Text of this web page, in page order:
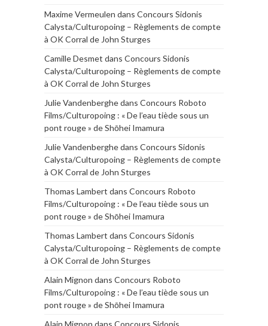
Maxime Vermeulen dans Concours Sidonis
Calysta/Culturopoing – Règlements de compte
à OK Corral de John Sturges
Camille Desmet dans Concours Sidonis
Calysta/Culturopoing – Règlements de compte
à OK Corral de John Sturges
Julie Vandenberghedans Concours Roboto
Films/Culturopoing : « De l’eau tiède sous un
pont rouge » de Shōhei Imamura
Julie Vandenberghedans Concours Sidonis
Calysta/Culturopoing – Règlements de compte
à OK Corral de John Sturges
Thomas Lambert dans Concours Roboto
Films/Culturopoing : « De l’eau tiède sous un
pont rouge » de Shōhei Imamura
Thomas Lambert dans Concours Sidonis
Calysta/Culturopoing – Règlements de compte
à OK Corral de John Sturges
Alain Mignon dans Concours Roboto
Films/Culturopoing : « De l’eau tiède sous un
pont rouge » de Shōhei Imamura
Alain Mignon dans Concours Sidonis